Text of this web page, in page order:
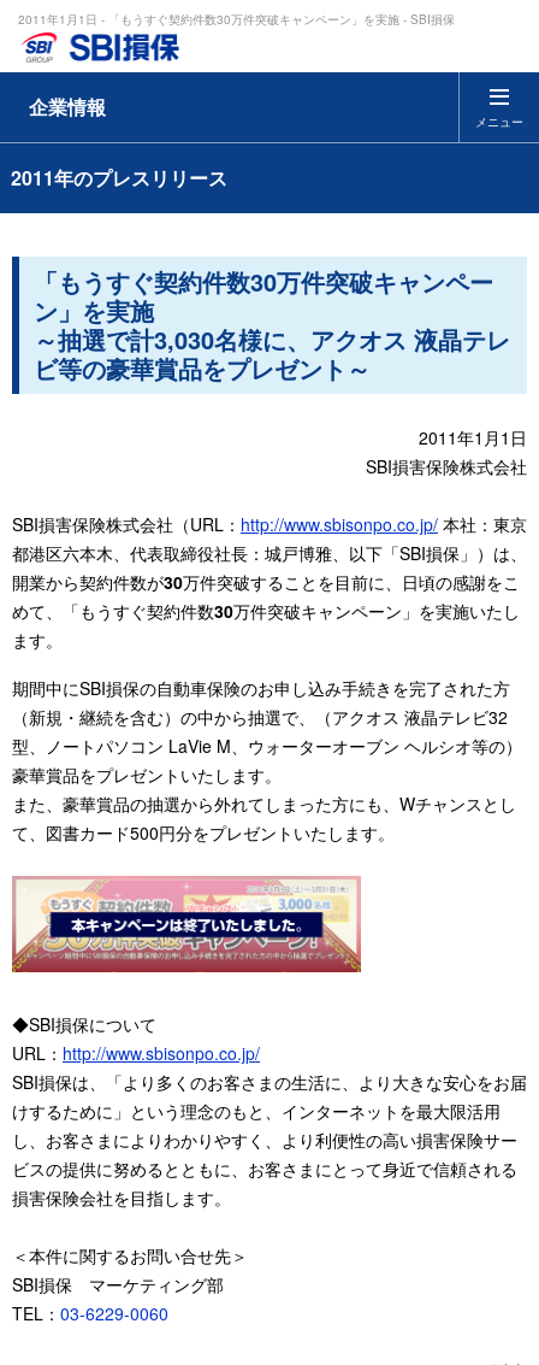
2011年1月1日 - 「もうすぐ契約件数30万件突破キャンペーン」を実施 - SBI損保
メニュー
企業情報
2011年のプレスリリース
「もうすぐ契約件数30万件突破キャンペー
ン」を実施
～抽選で計3,030名様に、アクオス 液晶テレ
ビ等の豪華賞品をプレゼント～
2011年1月1日
SBI損害保険株式会社
SBI損害保険株式会社（URL： http://www.sbisonpo.co.jp/ 本社：東京
都港区六本木、代表取締役社長：城戸博雅、以下「SBI損保」）は、
開業から契約件数が30万件突破することを目前に、日頃の感謝をこ
めて、「もうすぐ契約件数30万件突破キャンペーン」を実施いたし
ます。
期間中にSBI損保の自動車保険のお申し込み手続きを完了された方
（新規・継続を含む）の中から抽選で、（アクオス 液晶テレビ32
型、ノートパソコン LaVie M、ウォーターオーブン ヘルシオ等の）
豪華賞品をプレゼントいたします。
また、豪華賞品の抽選から外れてしまった方にも、Wチャンスとし
て、図書カード500円分をプレゼントいたします。
◆SBI損保について
URL： http://www.sbisonpo.co.jp/
SBI損保は、「より多くのお客さまの生活に、より大きな安心をお届
けするために」という理念のもと、インターネットを最大限活用
し、お客さまによりわかりやすく、より利便性の高い損害保険サー
ビスの提供に努めるとともに、お客さまにとって身近で信頼される
損害保険会社を目指します。
＜本件に関するお問い合せ先＞
SBI損保 マーケティング部
TEL： 03-6229-0060